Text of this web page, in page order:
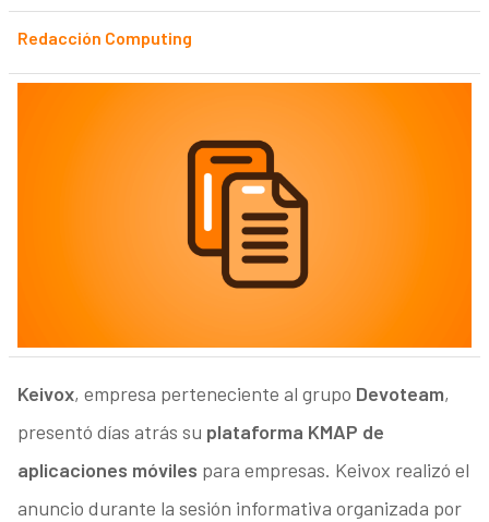
Redacción Computing
Keivox, empresa perteneciente al grupo Devoteam,
presentó días atrás su plataforma KMAP de
aplicaciones móviles para empresas. Keivox realizó el
anuncio durante la sesión informativa organizada por